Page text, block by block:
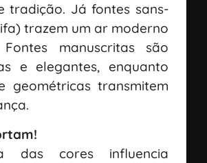
tradição. Já fontes sans-
trazem um ar moderno
manuscritas são
e elegantes, enquanto
geométricas transmitem
das cores influencia